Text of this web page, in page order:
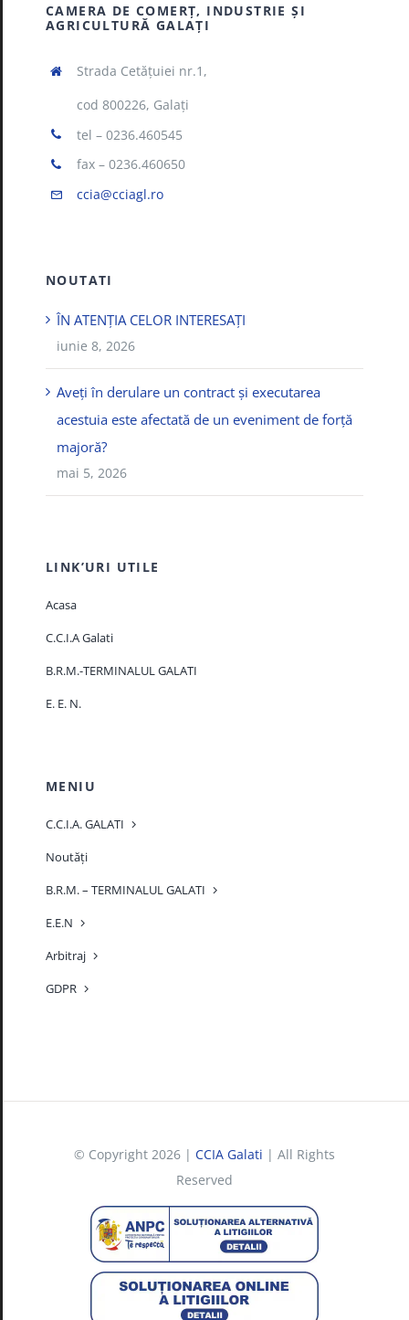
CAMERA DE COMERŢ, INDUSTRIE ŞI
AGRICULTURĂ GALAŢI
Strada Cetăţuiei nr.1,
cod 800226, Galaţi
tel – 0236.460545
fax – 0236.460650
ccia@cciagl.ro
NOUTATI
ÎN ATENȚIA CELOR INTERESAȚI
iunie 8, 2026
Aveți în derulare un contract și executarea
acestuia este afectată de un eveniment de forță
majoră?
mai 5, 2026
LINK’URI UTILE
Acasa
C.C.I.A Galati
B.R.M.-TERMINALUL GALATI
E. E. N.
MENIU
C.C.I.A. GALATI
Noutăți
B.R.M. – TERMINALUL GALATI
E.E.N
Arbitraj
GDPR
© Copyright 2026 | CCIA Galati | All Rights
Reserved